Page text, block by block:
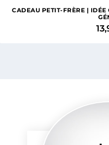
CADEAU PETIT-FRÈRE | IDÉE